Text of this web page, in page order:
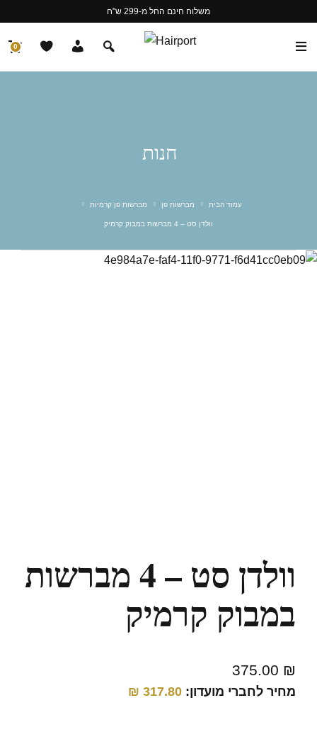
משלוח חינם החל מ-299 ש"ח
0
חנות
עמוד הבית מברשות פן מברשות פן קרמיות
וולדן סט – 4 מברשות במבוק קרמיק
וולדן סט – 4 מברשות
במבוק קרמיק
375.00 ₪
מחיר לחברי מועדון: 317.80
₪